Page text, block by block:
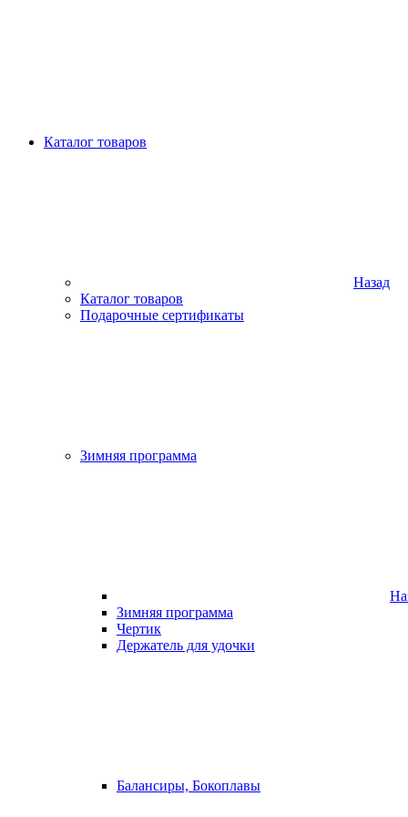
Каталог товаров
Назад
Каталог товаров
Подарочные сертификаты
Зимняя программа
Зимняя программа
Чертик
Держатель для удочки
Балансиры, Бокоплавы